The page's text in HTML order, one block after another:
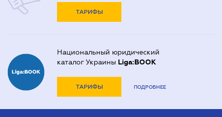
ТАРИФЫ
Национальный юридический
каталог Украины Liga:BOOK
ТАРИФЫ ПОДРОБНЕЕ